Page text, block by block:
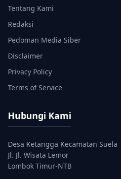
Tentang Kami
Redaksi
Pedoman Media Siber
Disclaimer
Privacy Policy
Terms of Service
Hubungi Kami
Desa Ketangga Kecamatan Suela
Jl. Jl. Wisata Lemor
Lombok Timur-NTB